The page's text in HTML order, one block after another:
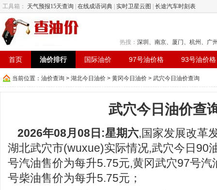
热搜： 深圳 、 南京、 厦门、 杭州 、 广
首页 油价排行 国际油价 97号油价格 93号油价格
工具箱： 天气预报15天查询 在线成语词典 实时卫星云图 长途汽车时刻表
当前位置： 油价查询 > 湖北今日油价 > 黄冈今日油价 > 武穴今日油价查询
武穴今日油价查
2026年08月08日:星期六,国家发展改革
湖北武穴市(wuxue)实际情况,武穴今日90
号汽油售价为每升5.75元,黄冈武穴97号汽
号柴油售价为每升5.75元；